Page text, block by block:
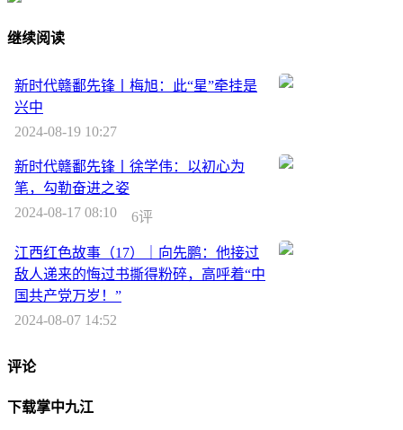
继续阅读
新时代赣鄱先锋丨梅旭：此“星”牵挂是
兴中
2024-08-19 10:27
新时代赣鄱先锋丨徐学伟：以初心为
笔，勾勒奋进之姿
2024-08-17 08:10
6评
江西红色故事（17）｜向先鹏：他接过
敌人递来的悔过书撕得粉碎，高呼着“中
国共产党万岁！”
2024-08-07 14:52
评论
下载掌中九江